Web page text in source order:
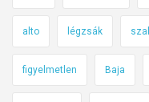
alto légzsák
figyelmetlen Baja